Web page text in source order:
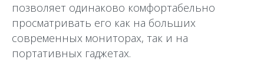
позволяет одинаково комфортабельно
просматривать его как на больших
современных мониторах, так и на
портативных гаджетах.